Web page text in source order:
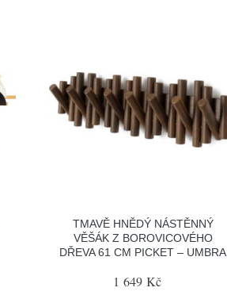
TMAVĚ HNĚDÝ NÁSTĚNNÝ
VĚŠÁK Z BOROVICOVÉHO
DŘEVA 61 CM PICKET – UMBRA
1 649 Kč